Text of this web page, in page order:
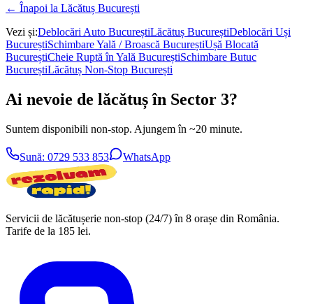
← Înapoi la Lăcătuș București
Vezi și:Deblocări Auto BucureștiLăcătuș BucureștiDeblocări Uși
BucureștiSchimbare Yală / Broască BucureștiUșă Blocată
BucureștiCheie Ruptă în Yală BucureștiSchimbare Butuc
BucureștiLăcătuș Non-Stop București
Ai nevoie de lăcătuș în Sector 3?
Suntem disponibili non-stop. Ajungem în ~20 minute.
Sună: 0729 533 853 WhatsApp
Servicii de lăcătușerie non-stop (24/7) în 8 orașe din România.
Tarife de la 185 lei.